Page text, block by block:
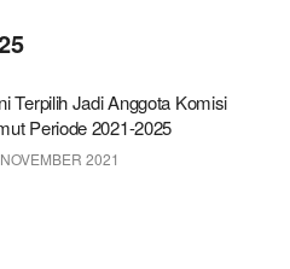
Terpilih Jadi Anggota Komisi
Periode 2021-2025
2021